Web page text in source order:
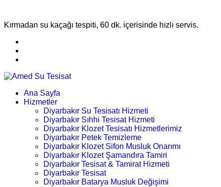
Kırmadan su kaçağı tespiti, 60 dk. içerisinde hızlı servis.
Ana Sayfa
Hizmetler
Diyarbakır Su Tesisatı Hizmeti
Diyarbakır Sıhhi Tesisat Hizmeti
Diyarbakır Klozet Tesisatı Hizmetlerimiz
Diyarbakır Petek Temizleme
Diyarbakır Klozet Sifon Musluk Onarımı
Diyarbakır Klozet Şamandıra Tamiri
Diyarbakır Tesisat & Tamirat Hizmeti
Diyarbakır Tesisat
Diyarbakır Batarya Musluk Değişimi